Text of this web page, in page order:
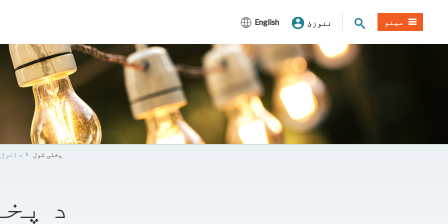
English ننوزئ د سایټ لټون
مینو
د پخلی کول
د